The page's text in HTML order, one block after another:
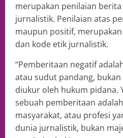
merupakan penilaian
jurnalistik. Penilaian atas
maupun positif,
dan kode etik jurnalistik.
“Pemberitaan negatif
atau sudut pandang,
diukur oleh hukum pidana.
sebuah pemberitaan
masyarakat, atau profesi
dunia jurnalistik, bukan